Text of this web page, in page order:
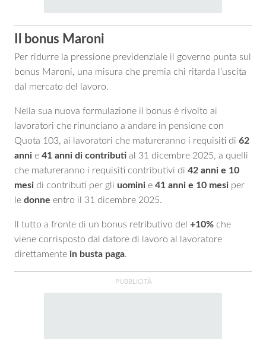
Il bonus Maroni
Per ridurre la pressione previdenziale il governo punta sul
bonus Maroni, una misura che premia chi ritarda l’uscita
dal mercato del lavoro.
Nella sua nuova formulazione il bonus è rivolto ai
lavoratori che rinunciano a andare in pensione con
Quota 103, ai lavoratori che matureranno i requisiti di 62
anni e 41 anni di contributi al 31 dicembre 2025, a quelli
che matureranno i requisiti contributivi di 42 anni e 10
mesi di contributi per gli uomini e 41 anni e 10 mesi per
le donne entro il 31 dicembre 2025.
Il tutto a fronte di un bonus retributivo del +10% che
viene corrisposto dal datore di lavoro al lavoratore
direttamente in busta paga.